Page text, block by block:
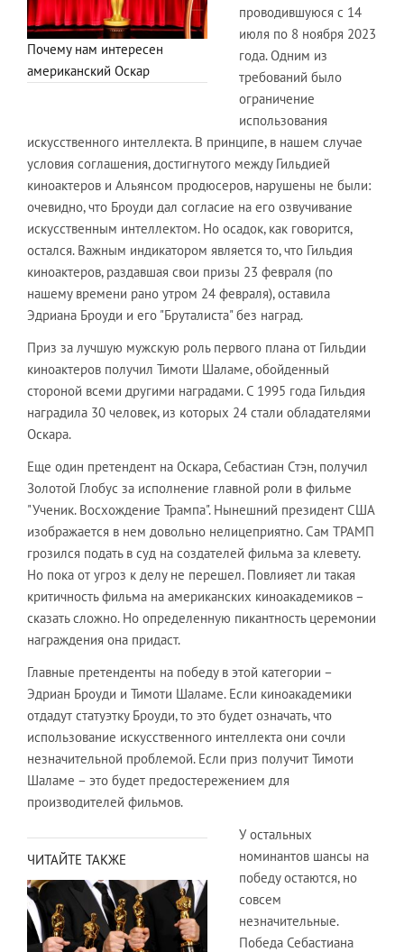
Почему нам интересен
американский Оскар
проводившуюся с 14
июля по 8 ноября 2023
года. Одним из
требований было
ограничение
использования
искусственного интеллекта. В принципе, в нашем случае
условия соглашения, достигнутого между Гильдией
киноактеров и Альянсом продюсеров, нарушены не были:
очевидно, что Броуди дал согласие на его озвучивание
искусственным интеллектом. Но осадок, как говорится,
остался. Важным индикатором является то, что Гильдия
киноактеров, раздавшая свои призы 23 февраля (по
нашему времени рано утром 24 февраля), оставила
Эдриана Броуди и его "Бруталиста" без наград.
Приз за лучшую мужскую роль первого плана от Гильдии
киноактеров получил Тимоти Шаламе, обойденный
стороной всеми другими наградами. С 1995 года Гильдия
наградила 30 человек, из которых 24 стали обладателями
Оскара.
Еще один претендент на Оскара, Себастиан Стэн, получил
Золотой Глобус за исполнение главной роли в фильме
"Ученик. Восхождение Трампа". Нынешний президент США
изображается в нем довольно нелицеприятно. Сам ТРАМП
грозился подать в суд на создателей фильма за клевету.
Но пока от угроз к делу не перешел. Повлияет ли такая
критичность фильма на американских киноакадемиков –
сказать сложно. Но определенную пикантность церемонии
награждения она придаст.
Главные претенденты на победу в этой категории –
Эдриан Броуди и Тимоти Шаламе. Если киноакадемики
отдадут статуэтку Броуди, то это будет означать, что
использование искусственного интеллекта они сочли
незначительной проблемой. Если приз получит Тимоти
Шаламе – это будет предостережением для
производителей фильмов.
ЧИТАЙТЕ ТАКЖЕ
У остальных
номинантов шансы на
победу остаются, но
совсем
незначительные.
Победа Себастиана